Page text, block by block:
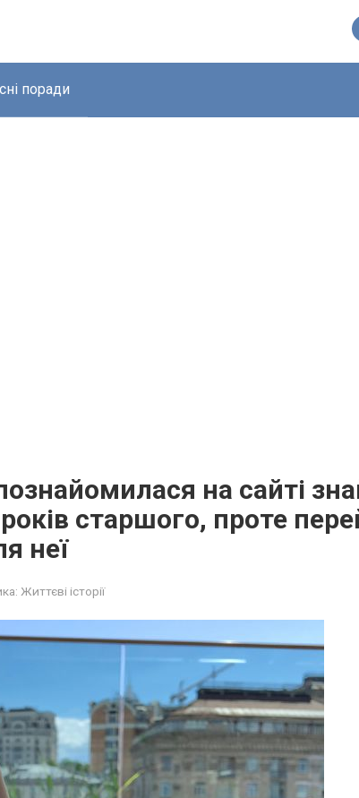
поради
на сайті
старшого, проте
неї
Життєві історії